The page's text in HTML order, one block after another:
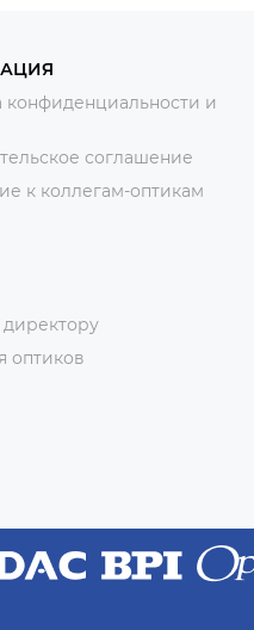
конфиденциальности и
соглашение
к коллегам-оптикам
оптиков